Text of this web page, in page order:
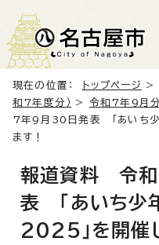
現在の位置： トップページ >
和7年度分）
> 令和7年9月分
7年9月30日発表 「あいち少
ます！
報道資料 令
表 「あいち少
2025」を開催